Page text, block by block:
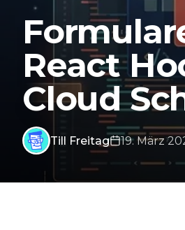
React
Cloud
Till Freitag 19. März